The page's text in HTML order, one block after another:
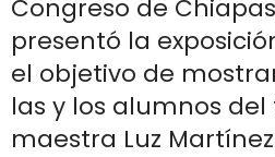
Congreso de
presentó la
el objetivo de
las y los alumnos
maestra Luz